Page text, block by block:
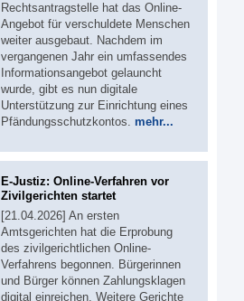
Rechtsantragstelle hat das Online-
Angebot für verschuldete Menschen
weiter ausgebaut. Nachdem im
vergangenen Jahr ein umfassendes
Informationsangebot gelauncht
wurde, gibt es nun digitale
Unterstützung zur Einrichtung eines
Pfändungsschutzkontos. mehr...
E-Justiz: Online-Verfahren vor
Zivilgerichten startet
[21.04.2026] An ersten
Amtsgerichten hat die Erprobung
des zivilgerichtlichen Online-
Verfahrens begonnen. Bürgerinnen
und Bürger können Zahlungsklagen
digital einreichen. Weitere Gerichte